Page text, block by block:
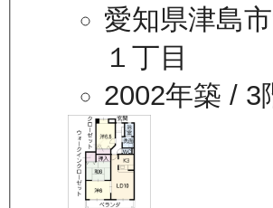
愛知県津島
１丁目
2002年築 / 3